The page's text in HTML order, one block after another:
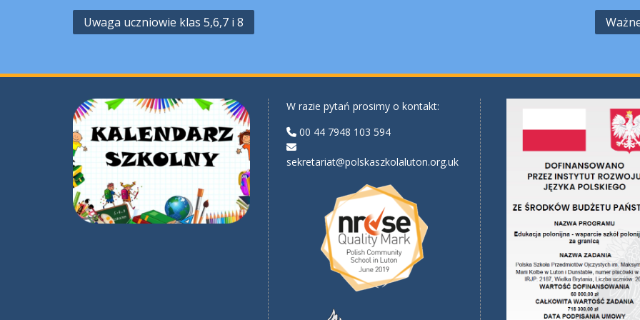
Nawigacja
Uwaga uczniowie klas 5,6,7 i 8
W razie pytań prosimy o kontakt:
00 44 7948 103 594
sekretariat@polskaszkolaluton.org.uk